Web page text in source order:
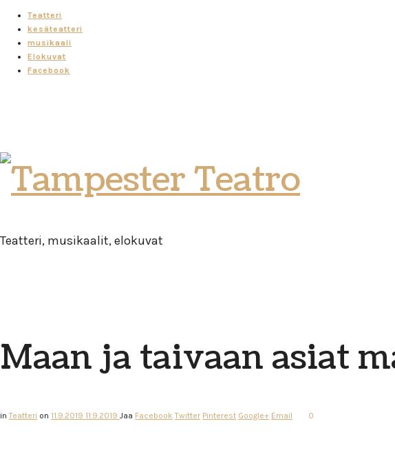
Teatteri
kesäteatteri
musikaali
Elokuvat
Facebook
Tampester
Teatro
Teatteri, musikaalit, elokuvat
Maan ja taivaan asiat
inTeatteri on 11.9.2019 11.9.2019 Jaa Facebook Twitter Pinterest Google+ Email 0